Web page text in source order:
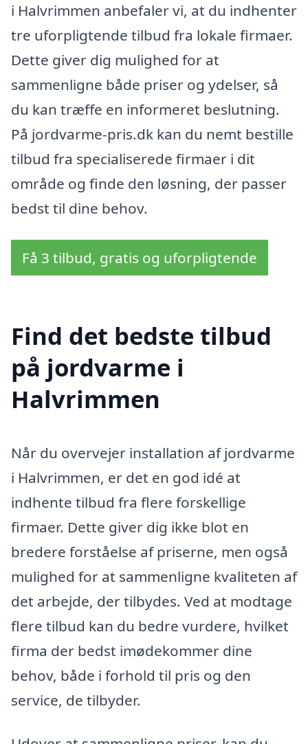
i Halvrimmen anbefaler vi, at du indhenter
tre uforpligtende tilbud fra lokale firmaer.
Dette giver dig mulighed for at
sammenligne både priser og ydelser, så
du kan træffe en informeret beslutning.
På jordvarme-pris.dk kan du nemt bestille
tilbud fra specialiserede firmaer i dit
område og finde den løsning, der passer
bedst til dine behov.
Få 3 tilbud, gratis og uforpligtende
Find det bedste tilbud
på jordvarme i
Halvrimmen
Når du overvejer installation af jordvarme
i Halvrimmen, er det en god idé at
indhente tilbud fra flere forskellige
firmaer. Dette giver dig ikke blot en
bredere forståelse af priserne, men også
mulighed for at sammenligne kvaliteten af
det arbejde, der tilbydes. Ved at modtage
flere tilbud kan du bedre vurdere, hvilket
firma der bedst imødekommer dine
behov, både i forhold til pris og den
service, de tilbyder.